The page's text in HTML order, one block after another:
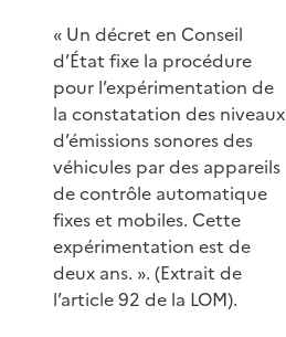
« Un décret en Conseil
d’État fixe la procédure
pour l’expérimentation de
la constatation des niveaux
d’émissions sonores des
véhicules par des appareils
de contrôle automatique
fixes et mobiles. Cette
expérimentation est de
deux ans. ». (Extrait de
l’article 92 de la LOM).